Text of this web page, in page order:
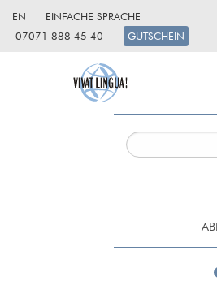
EN
EINFACHE SPRACHE
07071 888 45 40
GUTSCHEIN